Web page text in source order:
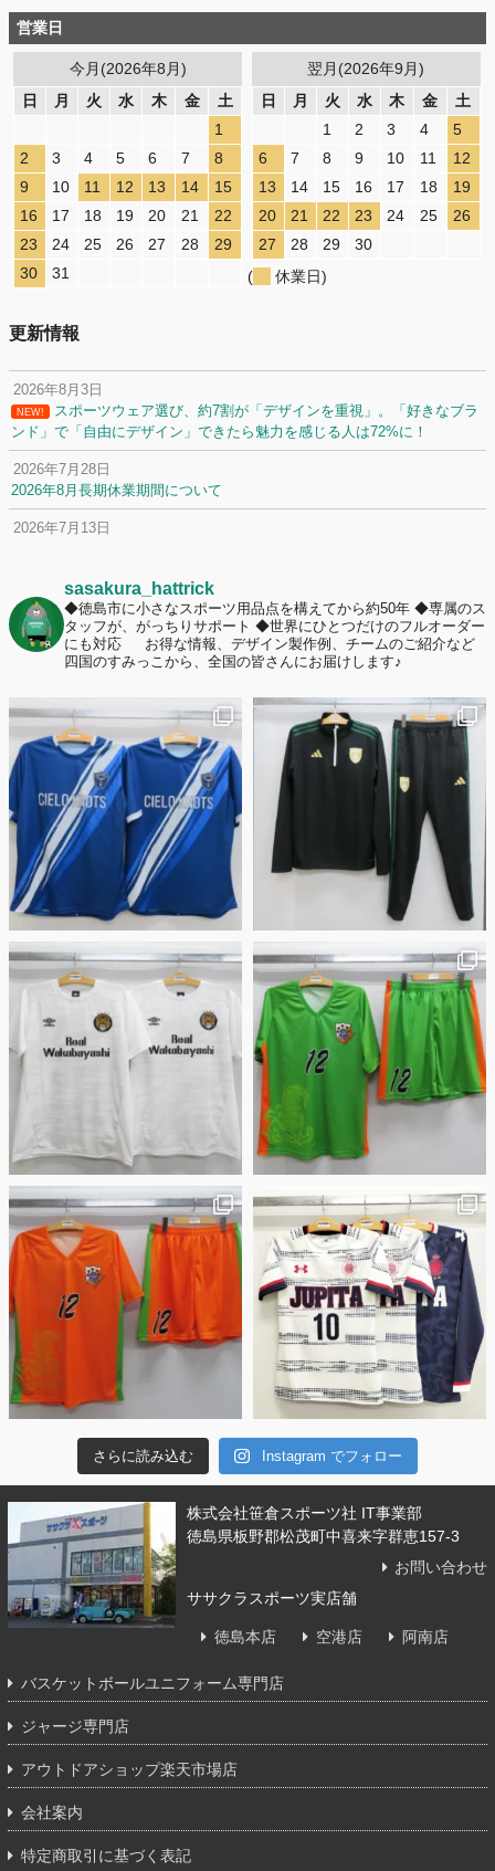
営業日
今月(2026年8月)
日
月 火 水 木 金
土
1
2
3 4 5 6 7
8
9
10 11 12 13 14
15
16
17 18 19 20 21
22
23
24 25 26 27 28
29
30
31
翌月(2026年9月)
日
月 火 水 木 金
土
1
2 3 4
5
6
7 8 9 10 11
12
13
14 15 16 17 18
19
20
21 22 23 24 25
26
27
28 29
30
(
休業日)
更新情報
2026年8月3日
NEW!
スポーツウェア選び、約7割が「デザインを重視」。「好きなブラ
ンド」で「自由にデザイン」できたら魅力を感じる人は72%に！
2026年7月28日
2026年8月長期休業期間について
2026年7月13日
2026年7月2日
名前入りユニフォームで子どもの自信が「プラスになった」と感じた保
護者は約67%！「やや高いと感じたが納得して購入した」と価値を実感
する声も32.7%に！
応援ユニフォーム、約53％が「会場に一体感があってよい」と回答。チ
ームへの愛情が伝わる応援スタイルとは？
sasakura_hattrick
◆徳島市に小さなスポーツ用品点を構えてから約50年 ◆専属のス
タッフが、がっちりサポート ◆世界にひとつだけのフルオーダー
にも対応
お得な情報、デザイン製作例、チームのご紹介など
四国のすみっこから、全国の皆さんにお届けします♪
さらに読み込む Instagram でフォロー
株式会社笹倉スポーツ社 IT事業部
徳島県板野郡松茂町中喜来字群恵157-3
お問い合わせ
ササクラスポーツ実店舗
徳島本店 空港店 阿南店
バスケットボールユニフォーム専門店
ジャージ専門店
アウトドアショップ楽天市場店
会社案内
特定商取引に基づく表記